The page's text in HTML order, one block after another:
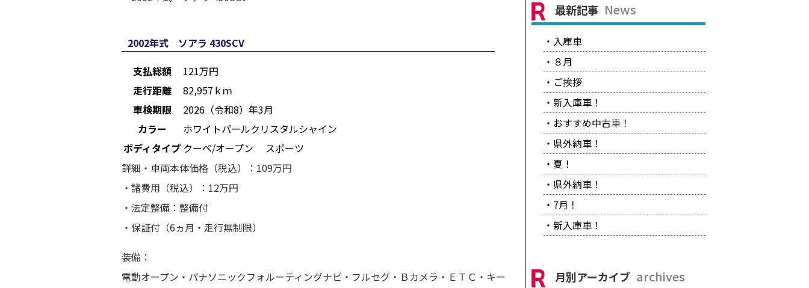
2002年式 ソアラ 430SCV
支払総額
121万円
走行距離
82,957ｋｍ
車検期限
2026（令和8）年3月
カラー
ホワイトパールクリスタルシャイン
ボディタイプ クーペ/オープン スポーツ
詳細・車両本体価格（税込）：109万円
・諸費用（税込）：12万円
・法定整備：整備付
・保証付（6ヵ月・走行無制限）
装備：
電動オープン・パナソニックフォルーティングナビ・フルセグ・Ｂカメラ・ＥＴＣ・キー
最新記事 News
・入庫車
・８月
・ご挨拶
・新入庫車！
・おすすめ中古車！
・県外納車！
・夏！
・県外納車！
・7月！
・新入庫車！
月別アーカイブ archives